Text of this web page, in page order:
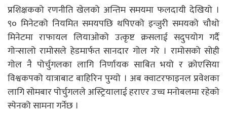
प्रशिक्षकको रणनीति खेलको अन्तिम समयमा फलदायी देखियो ।
९० मिनेटको नियमित समयपछि थपिएको इन्जुरी समयको चौथो
मिनेटमा राफायल लियाओको उत्कृष्ट क्रसलाई सदुपयोग गर्दै
गोन्सालो रामोसले हेडमार्फत सानदार गोल गरे । रामोसको सोही
गोल नै पोर्चुगलका लागि निर्णायक साबित भयो र क्रोएसिया
विश्वकपको यात्राबाट बाहिरिन पुग्यो । अब क्वाटरफाइनल प्रवेशका
लागि सोमबार पोर्चुगलले अस्ट्रियालाई हराएर उच्च मनोबलमा रहेको
स्पेनको सामना गर्नेछ ।